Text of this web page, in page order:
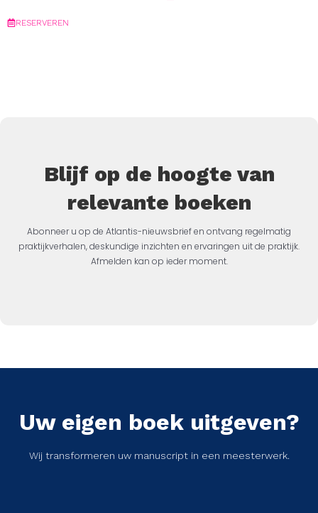
RESERVEREN
Blijf op de hoogte van
relevante boeken
Abonneer u op de Atlantis-nieuwsbrief en ontvang regelmatig
praktijkverhalen, deskundige inzichten en ervaringen uit de praktijk.
Afmelden kan op ieder moment.
Uw eigen boek uitgeven?
Wij transformeren uw manuscript in een meesterwerk.